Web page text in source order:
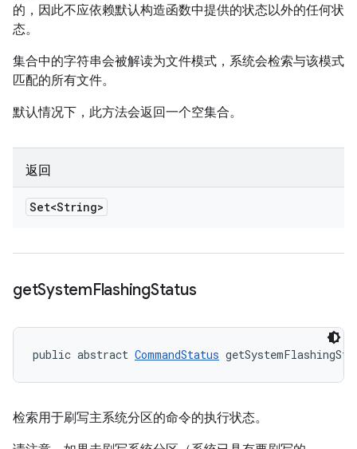
的，因此不应依赖默认构造函数中提供的状态以外的任何状
态。
集合中的字符串会被解读为文件模式，系统会检索与该模式
匹配的所有文件。
默认情况下，此方法会返回一个空集合。
返回
Set<String>
getSystemFlashingStatus
public abstract CommandStatus
检索用于刷写主系统分区的命令的执行状态。